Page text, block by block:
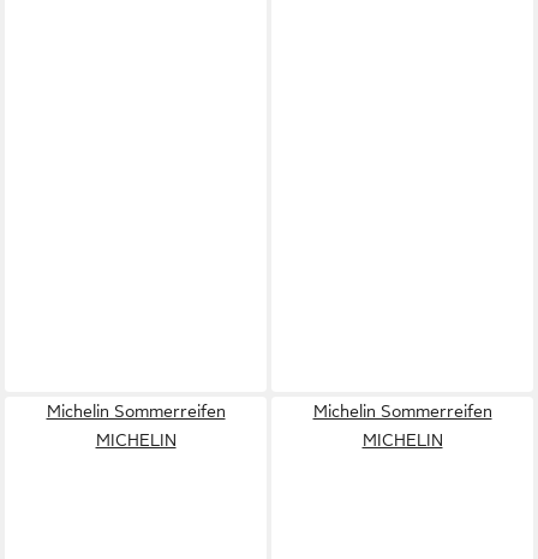
Michelin Sommerreifen
MICHELIN
Michelin Sommerreifen
MICHELIN